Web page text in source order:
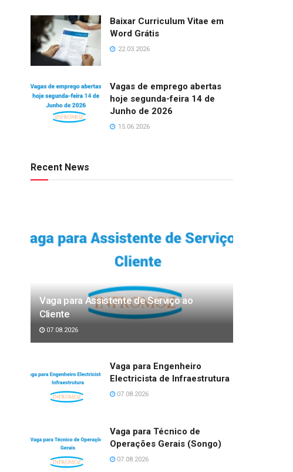
Baixar Curriculum Vitae em
Word Grátis
22.03.2026
Vagas de emprego abertas
hoje segunda-feira 14 de
Junho de 2026
15.06.2026
Recent News
Vaga para Assistente de Serviço ao
Cliente
07.08.2026
Vaga para Engenheiro
Electricista de Infraestrutura
07.08.2026
Vaga para Técnico de
Operações Gerais (Songo)
07.08.2026